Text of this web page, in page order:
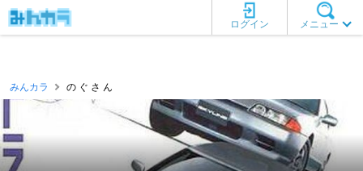
メニュー
ログイン
みんカラ の ぐ さ ん